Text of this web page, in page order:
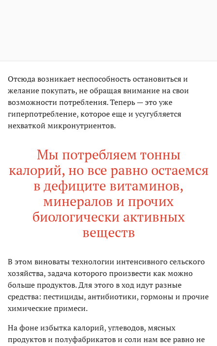
Отсюда возникает неспособность остановиться и
желание покупать, не обращая внимание на свои
возможности потребления. Теперь — это уже
гиперпотребление, которое еще и усугубляется
нехваткой микронутриентов.
Мы потребляем тонны
калорий, но все равно остаемся
в дефиците витаминов,
минералов и прочих
биологически активных
веществ
В этом виноваты технологии интенсивного сельского
хозяйства, задача которого произвести как можно
больше продуктов. Для этого в ход идут разные
средства: пестициды, антибиотики, гормоны и прочие
химические примеси.
На фоне избытка калорий, углеводов, мясных
продуктов и полуфабрикатов и соли нам все равно не